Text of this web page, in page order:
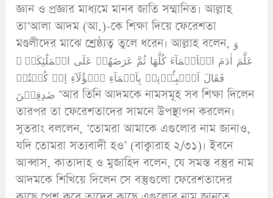
জ্ঞান ও প্রজ্ঞার মাধ্যমে মানব জাতি সম্মানিত। আল্লাহ
তা‘আলা আদম (আ.)-কে শিক্ষা দিয়ে ফেরেশতা
মণ্ডলীদের মাঝে শ্রেষ্ঠ্যত্ব তুলে ধরেন। আল্লাহ বলেন, وَ
عَلَّمَ اٰدَمَ الۡاَسۡمَآءَ کُلَّهَا ثُمَّ عَرَضَهُمۡ عَلَی الۡمَلٰٓئِکَۃِ ۙ
فَقَالَ اَنۡۢبِـُٔوۡنِیۡ بِاَسۡمَآءِ هٰۤؤُلَآءِ اِنۡ کُنۡتُمۡ
صٰدِقِیۡنَ ‘আর তিনি আদমকে নামসমূহ সব শিক্ষা দিলেন
তারপর তা ফেরেশতাদের সামনে উপস্থাপন করলেন।
সুতরাং বললেন, ‘তোমরা আমাকে এগুলোর নাম জানাও,
যদি তোমরা সত্যবাদী হও’ (বাক্বারাহ ২/৩১)। ইবনে
আব্বাস, কাতাদাহ ও মুজাহিদ বলেন, যে সমস্ত বস্তুর নাম
আদমকে শিখিয়ে দিলেন সে বস্তুগুলো ফেরেশতাদের